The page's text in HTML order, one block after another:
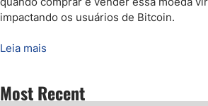
Sinais de negociação gratuitos e alertas
impactando os usuários de Bitcoin.
Leia mais
Most Recent